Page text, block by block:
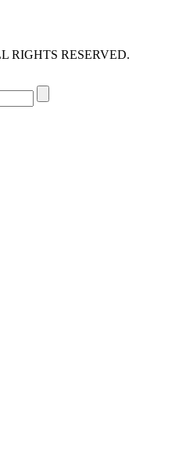
RIGHTS RESERVED.